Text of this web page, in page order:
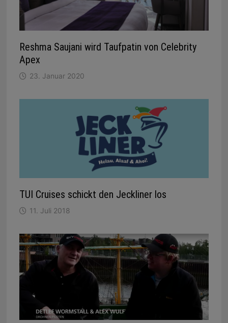
Reshma Saujani wird Taufpatin von Celebrity
Apex
23. Januar 2020
TUI Cruises schickt den Jeckliner los
11. Juli 2018